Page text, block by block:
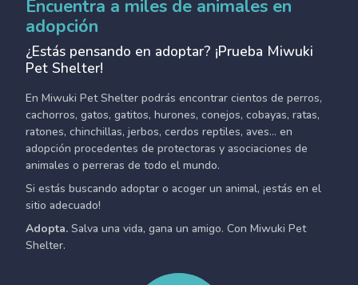
Encuentra a miles de animales en
adopción
¿Estás pensando en adoptar? ¡Prueba Miwuki
Pet Shelter!
En Miwuki Pet Shelter podrás encontrar cientos de perros,
cachorros, gatos, gatitos, hurones, conejos, cobayas, ratas,
ratones, chinchillas, jerbos, cerdos reptiles, aves... en
adopción procedentes de protectoras y asociaciones de
animales o perreras de todo el mundo.
Si estás buscando adoptar o acoger un animal, ¡estás en el
sitio adecuado!
Adopta. Salva una vida, gana un amigo. Con Miwuki Pet
Shelter.